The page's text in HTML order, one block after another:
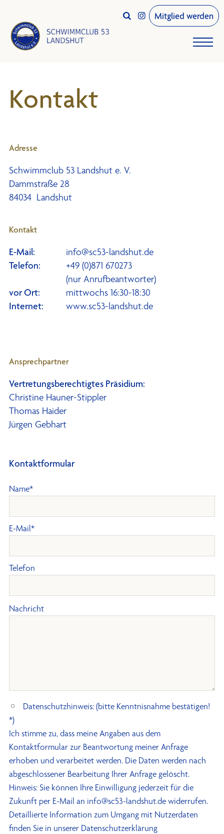
  Mitglied werden
Kontakt
Adresse
Schwimmclub 53 Landshut e. V.
Dammstraße 28
84034 Landshut
Kontakt
E-Mail:
info@sc53-landshut.de
Telefon:
+49 (0)871 670273
(nur Anrufbeantworter)
vor Ort:
mittwochs 16:30-18:30
Internet:
www.sc53-landshut.de
Ansprechpartner
Vertretungsberechtigtes Präsidium:
Christine Hauner-Stippler
Thomas Haider
Jürgen Gebhart
Kontaktformular
Name*
E-Mail*
Telefon
B
a
s
s
e
d
i
e
s
e
s
F
Nachricht
Datenschutzhinweis: (bitte Kenntnisnahme bestätigen!
*)
Ich stimme zu, dass meine Angaben aus dem
Kontaktformular zur Beantwortung meiner Anfrage
erhoben und verarbeitet werden. Die Daten werden nach
abgeschlossener Bearbeitung Ihrer Anfrage gelöscht.
Hinweis: Sie können Ihre Einwilligung jederzeit für die
Zukunft per E-Mail an info@sc53-landshut.de widerrufen.
Detaillierte Information zum Umgang mit Nutzerdaten
finden Sie in unserer Datenschutzerklärung